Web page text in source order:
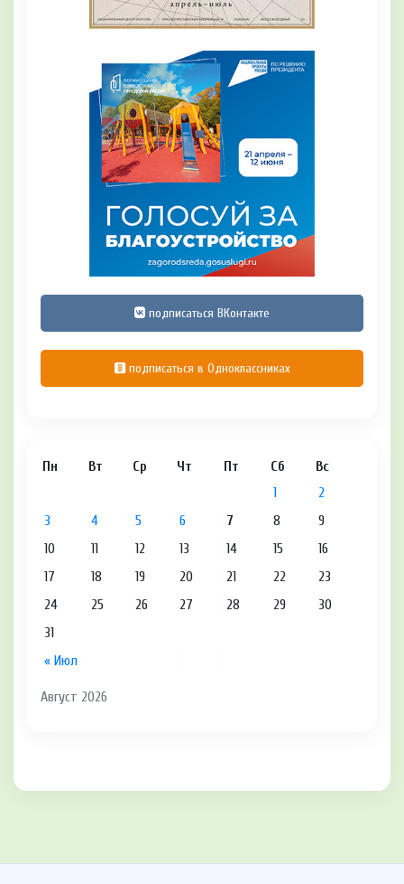
подписаться ВКонтакте
подписаться в Одноклассниках
Август 2026
Пн Вт Ср Чт Пт Сб Вс
« Июл
1
2
3
4 5 6 7 8
9
10
11 12 13 14 15
16
17
18 19 20 21 22
23
24
25 26 27 28 29
30
31